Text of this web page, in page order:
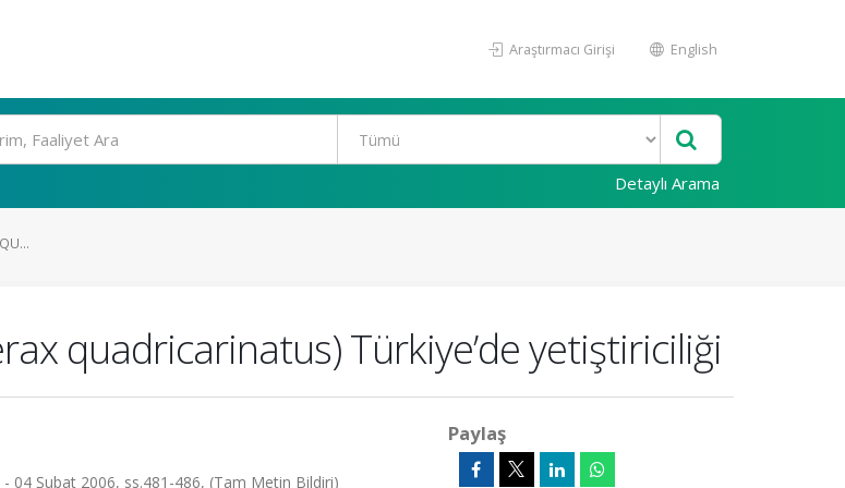
Araştırmacı Girişi English
Detaylı Arama
quadricarinatus) Türkiye’de yetiştiriciliği
04 Şubat 2006, ss.481-486, (Tam Metin Bildiri)
Paylaş